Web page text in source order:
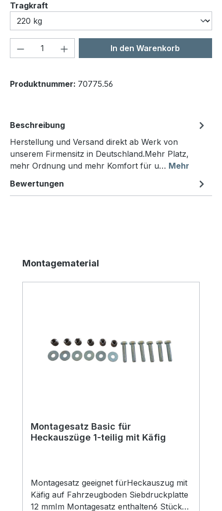
Tragkraft
Produkt Anzahl: Gib denIn den Warenkorb
Produktnummer: 70775.56
Beschreibung
Herstellung und Versand direkt ab Werk von
unserem Firmensitz in Deutschland.Mehr Platz,
mehr Ordnung und mehr Komfort für u… Mehr
Bewertungen
Produktgalerie überspringen
Montagematerial
Montagesatz Basic für
Heckauszüge 1-teilig mit Käfig
Montagesatz geeignet fürHeckauszug mit
Käfig auf Fahrzeugboden Siebdruckplatte
12 mmIm Montagesatz enthalten6 Stück